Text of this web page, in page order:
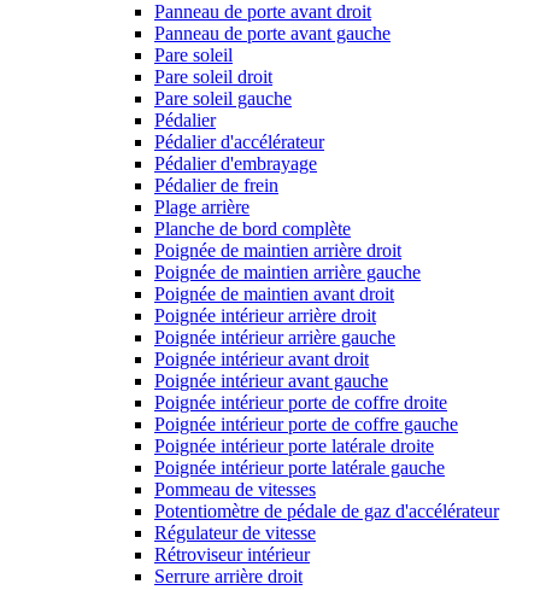
Panneau de porte avant droit
Panneau de porte avant gauche
Pare soleil
Pare soleil droit
Pare soleil gauche
Pédalier
Pédalier d'accélérateur
Pédalier d'embrayage
Pédalier de frein
Plage arrière
Planche de bord complète
Poignée de maintien arrière droit
Poignée de maintien arrière gauche
Poignée de maintien avant droit
Poignée intérieur arrière droit
Poignée intérieur arrière gauche
Poignée intérieur avant droit
Poignée intérieur avant gauche
Poignée intérieur porte de coffre droite
Poignée intérieur porte de coffre gauche
Poignée intérieur porte latérale droite
Poignée intérieur porte latérale gauche
Pommeau de vitesses
Potentiomètre de pédale de gaz d'accélérateur
Régulateur de vitesse
Rétroviseur intérieur
Serrure arrière droit